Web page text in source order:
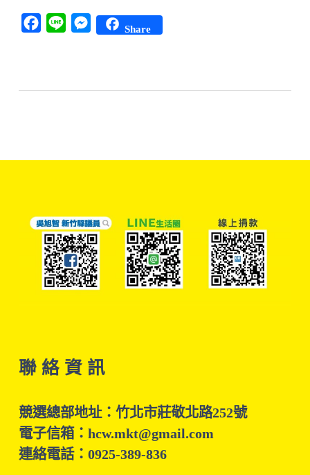
Facebook
Line Messenger
Share
聯 絡 資 訊
競選總部地址：竹北市莊敬北路252號
電子信箱：hcw.mkt@gmail.com
連絡電話：0925-389-836